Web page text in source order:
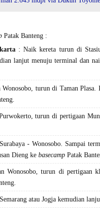
Patak Banteng :
: Naik kereta turun di
lanjut menuju terminal dan
turun di Taman Plasa.
turun di pertigaan
- Wonosobo. Sampai
Dieng ke basecamp Patak
Wonosobo, turun di pertigaan
atau Jogja kemudian